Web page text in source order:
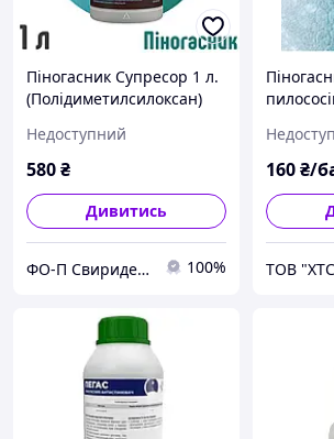
Піногасник Супресор 1 л.
(Полідиметилсилоксан)
Недоступний
580₴
Дивитись
ФО-П Свириденко С. Л. 100%
160₴/
ТОВ